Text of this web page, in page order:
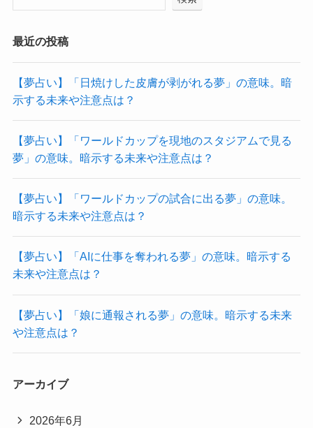
最近の投稿
【夢占い】「日焼けした皮膚が剥がれる夢」の意味。暗
示する未来や注意点は？
【夢占い】「ワールドカップを現地のスタジアムで見る
夢」の意味。暗示する未来や注意点は？
【夢占い】「ワールドカップの試合に出る夢」の意味。
暗示する未来や注意点は？
【夢占い】「AIに仕事を奪われる夢」の意味。暗示する
未来や注意点は？
【夢占い】「娘に通報される夢」の意味。暗示する未来
や注意点は？
アーカイブ
2026年6月